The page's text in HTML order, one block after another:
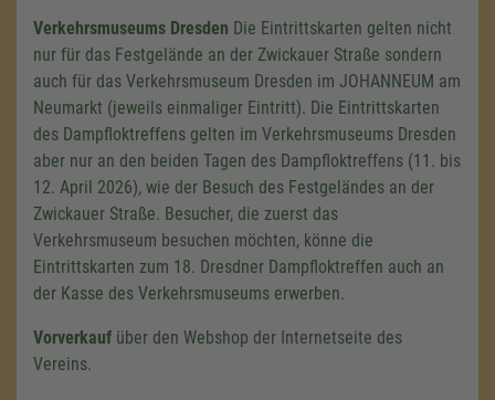
Verkehrsmuseums Dresden Die Eintrittskarten gelten nicht
nur für das Festgelände an der Zwickauer Straße sondern
auch für das Verkehrsmuseum Dresden im JOHANNEUM am
Neumarkt (jeweils einmaliger Eintritt). Die Eintrittskarten
des Dampfloktreffens gelten im Verkehrsmuseums Dresden
aber nur an den beiden Tagen des Dampfloktreffens (11. bis
12. April 2026), wie der Besuch des Festgeländes an der
Zwickauer Straße. Besucher, die zuerst das
Verkehrsmuseum besuchen möchten, könne die
Eintrittskarten zum 18. Dresdner Dampfloktreffen auch an
der Kasse des Verkehrsmuseums erwerben.
Vorverkauf über den Webshop der Internetseite des
Vereins.